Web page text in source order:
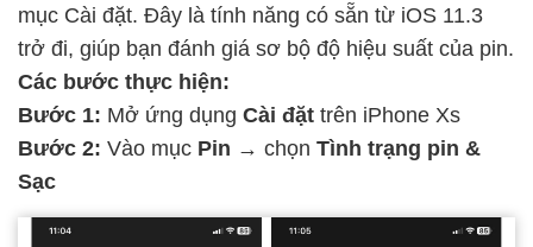
mục Cài đặt. Đây là tính năng có sẵn từ iOS 11.3
trở đi, giúp bạn đánh giá sơ bộ độ hiệu suất của pin.
Các bước thực hiện:
Bước 1: Mở ứng dụng Cài đặt trên iPhone Xs
Bước 2: Vào mục Pin → chọn Tình trạng pin &
Sạc